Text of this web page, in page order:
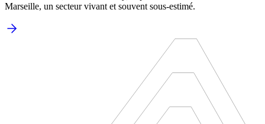
Marseille, un secteur vivant et souvent sous-estimé.